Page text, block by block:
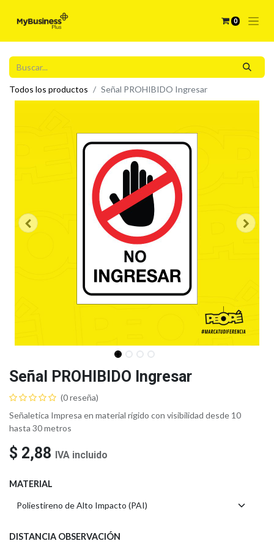
0
Todos los productos Señal PROHIBIDO Ingresar
Señal PROHIBIDO Ingresar
(0 reseña)
Señaletica Impresa en material rígido con visibilidad desde 10
hasta 30 metros
$ 2,88 IVA incluido
MATERIAL
DISTANCIA OBSERVACIÓN